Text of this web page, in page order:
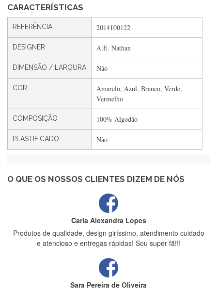
CARACTERÍSTICAS
REFERÊNCIA 2014100122
DESIGNER A.E. Nathan
DIMENSÃO / LARGURA Não
COR
Amarelo, Azul, Branco, Verde,
Vermelho
COMPOSIÇÃO 100% Algodão
PLASTIFICADO Não
O QUE OS NOSSOS CLIENTES DIZEM DE NÓS
Silvia André
Gostei ,Serviço bastante rápido. recomendo
Filipa Freire
Rápido, atendimento 5*. Hoje chegará a segunda encomenda
feita de muitas certamente❤️
estrelas
Carla Alexandra Lopes
Produtos de qualidade, design giríssimo, atendimento cuidado
e atencioso e entregas rápidas! Sou super fã!!!
Sara Pereira de Oliveira